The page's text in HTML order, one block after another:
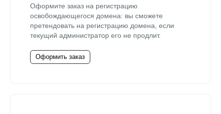
Оформите заказ на регистрацию
освобождающегося домена: вы сможете
претендовать на регистрацию домена, если
текущий администратор его не продлит.
Оформить заказ